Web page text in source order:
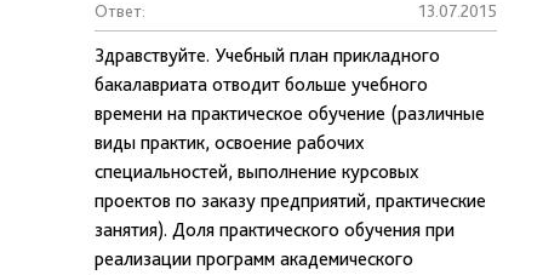
Ответ: 13.07.2015
Здравствуйте. Учебный план прикладного
бакалавриата отводит больше учебного
времени на практическое обучение (различные
виды практик, освоение рабочих
специальностей, выполнение курсовых
проектов по заказу предприятий, практические
занятия). Доля практического обучения при
реализации программ академического